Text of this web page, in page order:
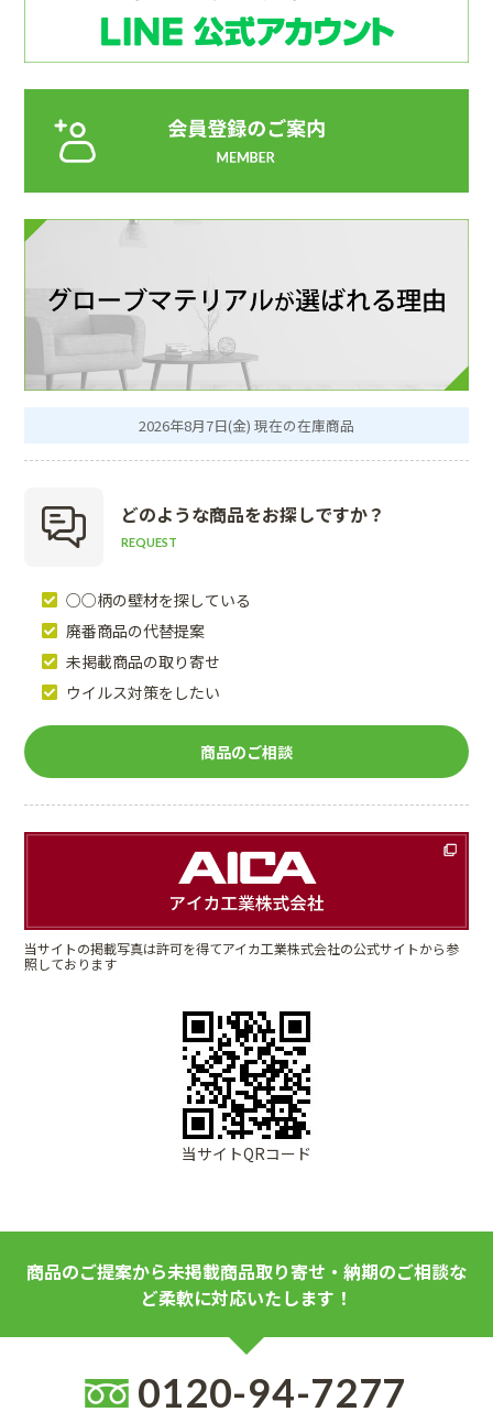
2026年8月7日(金) 現在の在庫商品
どのような商品をお探しですか？
REQUEST
○○柄の壁材を探している
廃番商品の代替提案
未掲載商品の取り寄せ
ウイルス対策をしたい
商品のご相談
当サイトの掲載写真は許可を得てアイカ工業株式会社の公式サイトから参
照しております
当サイトQRコード
商品のご提案から未掲載商品取り寄せ・納期のご相談な
ど柔軟に対応いたします！
0120-94-7277